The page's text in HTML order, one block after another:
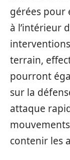
gérées pour
à l’intérieur
terrain,
pourront
sur la
attaque
contenir les